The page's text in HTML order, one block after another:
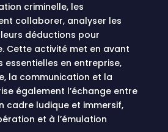
criminelle, les
collaborer, analyser les
déductions pour
Cette activité met en avant
essentielles en entreprise,
la communication et la
également l’échange entre
cadre ludique et immersif,
et à l’émulation